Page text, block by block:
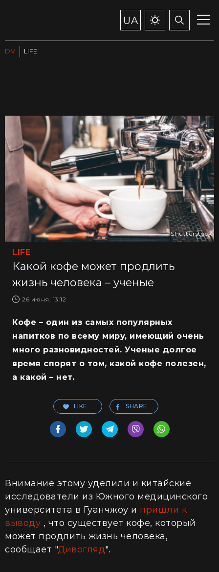
UA
DV LIFE
LIFE
Какой кофе может продлить
жизнь человека – ученые
26 июня, 13:12
Shutterstock
Кофе – один из самых популярных
напитков по всему миру, имеющий очень
много разновидностей. Ученые долгое
время спорят о том, какой кофе полезен,
а какой – нет.
LIKE SHARE
Внимание этому уделили и китайские
исследователи из Южного медицинского
университета в Гуанчжоу и пришли к
выводу , что существует кофе, который
может продлить жизнь человека,
сообщает "Дивогляд".